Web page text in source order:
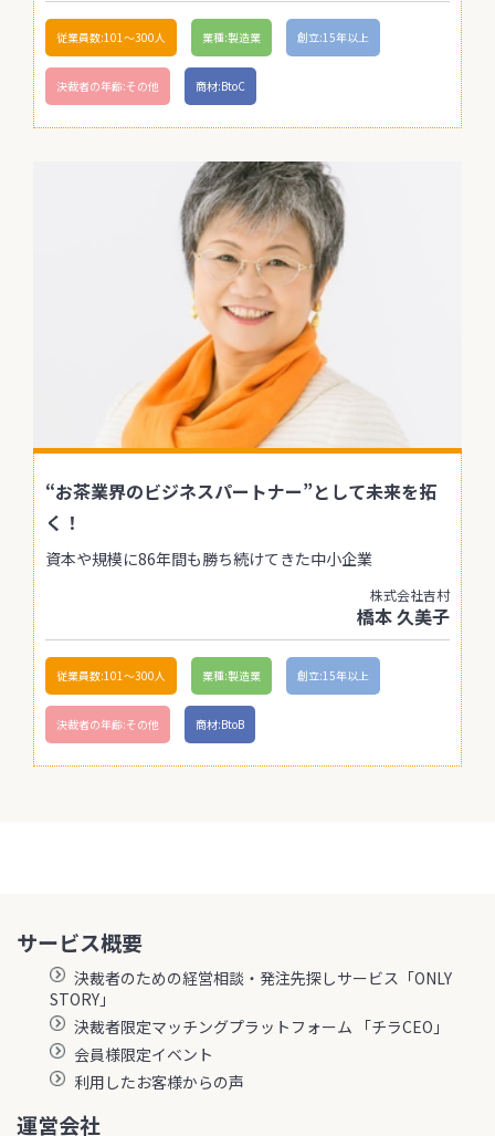
従業員数:101〜300人 業種:製造業 創立:15年以上
決裁者の年齢:その他 商材:BtoC
“お茶業界のビジネスパートナー”として未来を拓
く！
資本や規模に86年間も勝ち続けてきた中小企業
株式会社吉村
橋本 久美子
従業員数:101〜300人 業種:製造業 創立:15年以上
決裁者の年齢:その他 商材:BtoB
サービス概要
決裁者のための経営相談・発注先探しサービス「ONLY
STORY」
決裁者限定マッチングプラットフォーム 「チラCEO」
会員様限定イベント
利用したお客様からの声
運営会社